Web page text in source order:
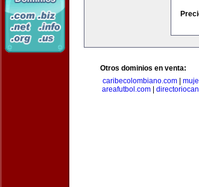
Otros dominios en venta:
caribecolombiano.com|
areafutbol.com